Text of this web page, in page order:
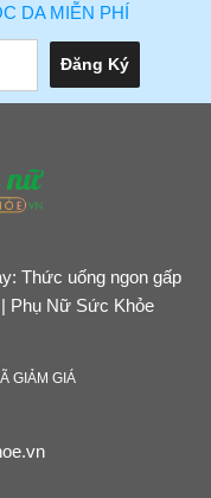
DA MIỄN PHÍ
Thức uống ngon gấp
Phụ Nữ Sức Khỏe
GIẢM GIÁ